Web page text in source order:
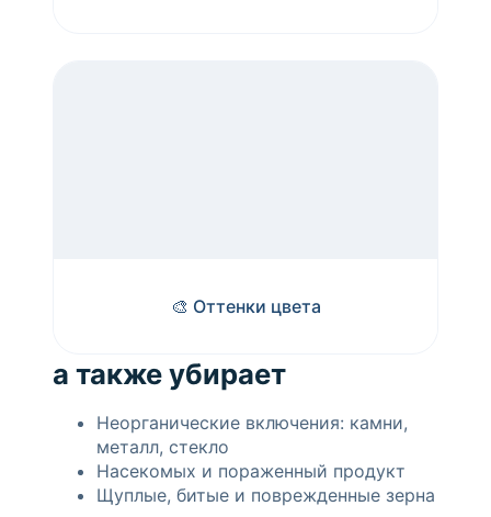
🎨 Оттенки цвета
а также убирает
Неорганические включения: камни,
металл, стекло
Насекомых и пораженный продукт
Щуплые, битые и поврежденные зерна